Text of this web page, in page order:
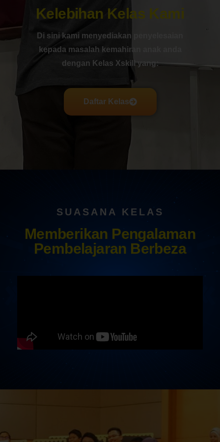
Kelebihan Kelas Kami
Di sini kami menyediakan penyelesaian
kepada masalah kemahiran anak anda
dengan Kelas Xskill yang:
Daftar Kelas
SUASANA KELAS
Memberikan Pengalaman
Pembelajaran Berbeza